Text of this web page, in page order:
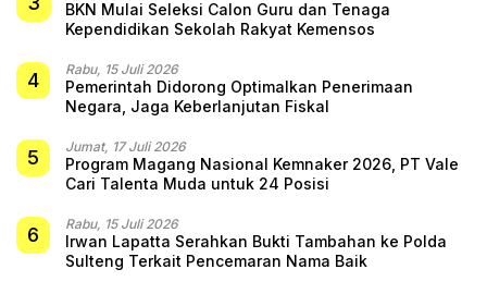
BKN Mulai Seleksi Calon Guru dan Tenaga
Kependidikan Sekolah Rakyat Kemensos
4 Rabu, 15 Juli 2026
Pemerintah Didorong Optimalkan Penerimaan
Negara, Jaga Keberlanjutan Fiskal
5 Jumat, 17 Juli 2026
Program Magang Nasional Kemnaker 2026, PT Vale
Cari Talenta Muda untuk 24 Posisi
6 Rabu, 15 Juli 2026
Irwan Lapatta Serahkan Bukti Tambahan ke Polda
Sulteng Terkait Pencemaran Nama Baik